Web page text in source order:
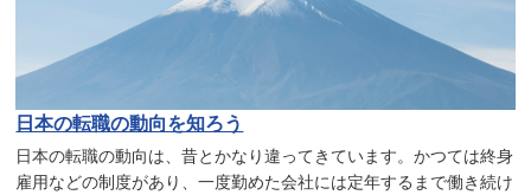
日本の転職の動向を知ろう
日本の転職の動向は、昔とかなり違ってきています。かつては終身
雇用などの制度があり、一度勤めた会社には定年するまで働き続け